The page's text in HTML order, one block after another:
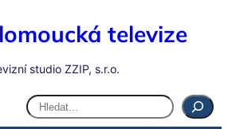
televize
studio ZZIP, s.r.o.
Hledat